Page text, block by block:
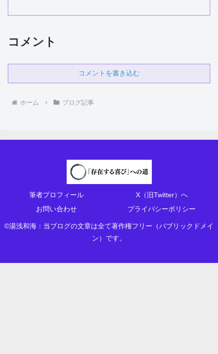
コメント
コメントを書き込む
ホーム ブログ記事
筆者プロフィール
X（旧Twitter）へ
お問い合わせ
プライバシーポリシー
©湯浅和海：当ブログの文章は全て著作権フリー（パブリックドメイ
ン）です。